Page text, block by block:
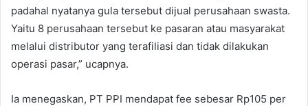
padahal nyatanya gula tersebut dijual perusahaan swasta.
Yaitu 8 perusahaan tersebut ke pasaran atau masyarakat
melalui distributor yang terafiliasi dan tidak dilakukan
operasi pasar,” ucapnya.
Ia menegaskan, PT PPI mendapat fee sebesar Rp105 per